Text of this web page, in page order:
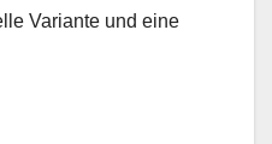
Variante und eine